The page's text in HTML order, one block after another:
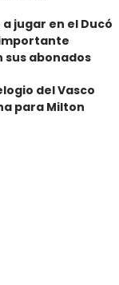
jugar en el Ducó
sus abonados
del Vasco
para Milton